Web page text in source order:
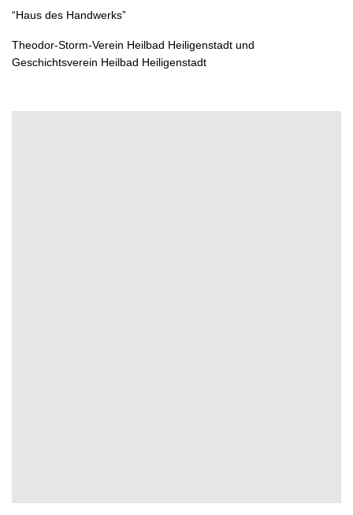
“Haus des Handwerks”
Theodor-Storm-Verein Heilbad Heiligenstadt und
Geschichtsverein Heilbad Heiligenstadt